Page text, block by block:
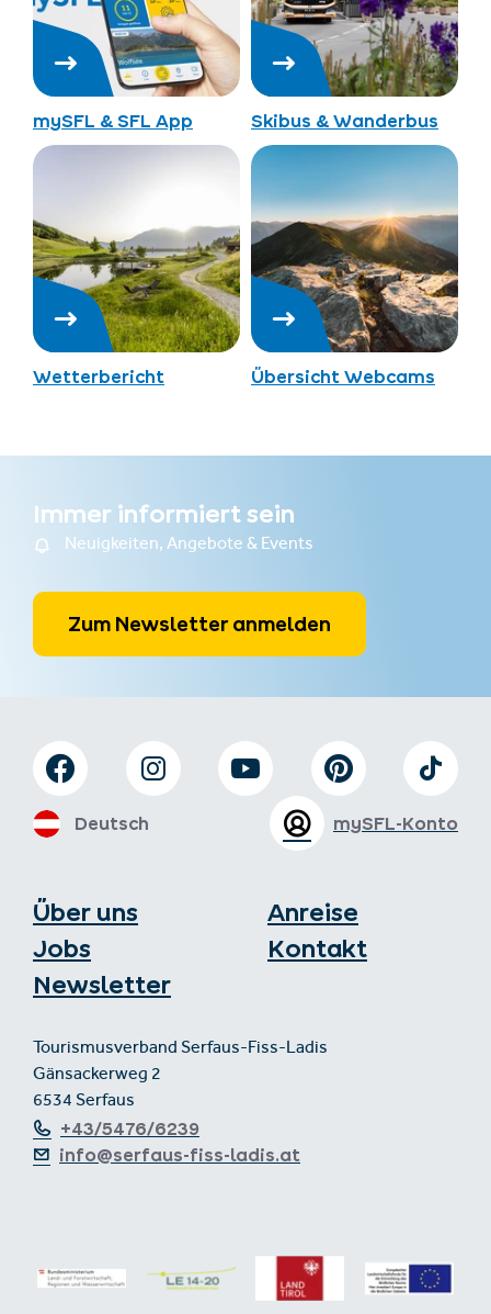
mySFL & SFL App Skibus & Wanderbus
Wetterbericht Übersicht Webcams
Immer informiert sein
Neuigkeiten, Angebote & Events
Zum Newsletter anmelden
Über uns
Jobs
Newsletter
Anreise
Kontakt
Tourismusverband Serfaus-Fiss-Ladis
Gänsackerweg 2
6534 Serfaus
+43/5476/6239
info@serfaus-fiss-ladis.at
mySFL-Konto
Deutsch